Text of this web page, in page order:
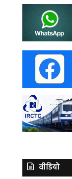
वीडियो